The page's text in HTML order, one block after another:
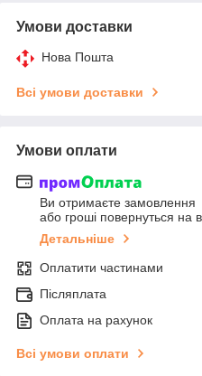
Умови доставки
Нова Пошта
Всі умови доставки
Умови оплати
Ви отримаєте замовлення
або гроші повернуться на
Детальніше
Оплатити частинами
Післяплата
Оплата на рахунок
Всі умови оплати